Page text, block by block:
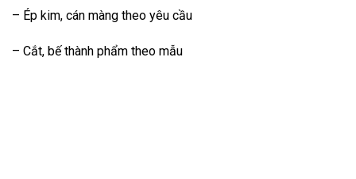
– Ép kim, cán màng theo yêu cầu
– Cắt, bế thành phẩm theo mẫu